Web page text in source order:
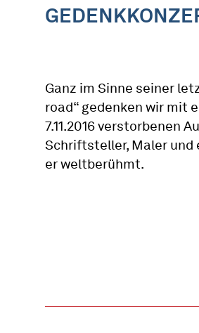
Ganz im Sinne seiner
road“ gedenken wir mit
7.11.2016 verstorbenen
Schriftsteller, Maler und
er weltberühmt.